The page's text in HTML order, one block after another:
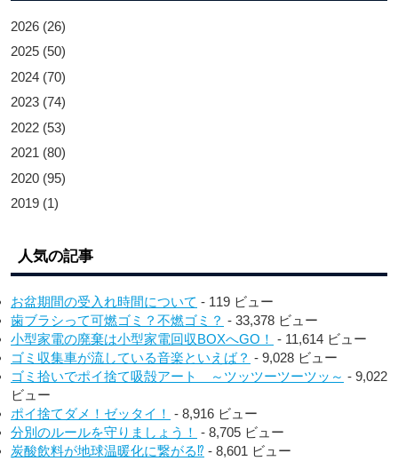
2026 (26)
2025 (50)
2024 (70)
2023 (74)
2022 (53)
2021 (80)
2020 (95)
2019 (1)
人気の記事
お盆期間の受入れ時間について - 119 ビュー
歯ブラシって可燃ゴミ？不燃ゴミ？ - 33,378 ビュー
小型家電の廃棄は小型家電回収BOXへGO！ - 11,614 ビュー
ゴミ収集車が流している音楽といえば？ - 9,028 ビュー
ゴミ拾いでポイ捨て吸殻アート ～ツッツーツーツッ～ - 9,022
ビュー
ポイ捨てダメ！ゼッタイ！ - 8,916 ビュー
分別のルールを守りましょう！ - 8,705 ビュー
炭酸飲料が地球温暖化に繋がる⁉︎ - 8,601 ビュー